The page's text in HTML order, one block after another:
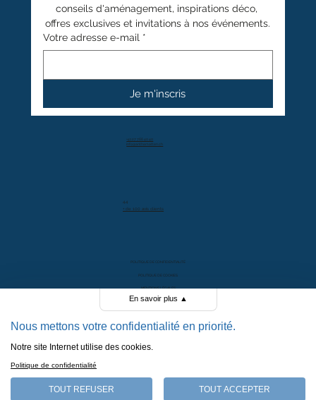
POLITIQUE DE CONFIDENTIALITÉ
POLITIQUE DE COOKIES
MENTIONS LÉGALES
CGV
+41 27 766 40 40
info@anthamatten.ch
conseils d'aménagement, inspirations déco,
offres exclusives et invitations à nos événements.
Votre adresse e-mail *
Je m'inscris
4.4
+ de 100 avis clients
MADE BY BERTHE.
En savoir plus ▲
Nous mettons votre confidentialité en priorité.
Notre site Internet utilise des cookies.
Politique de confidentialité
TOUT REFUSER TOUT ACCEPTER